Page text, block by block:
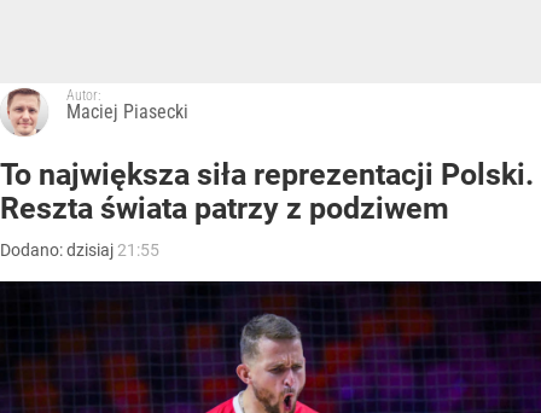
Autor:
Maciej Piasecki
To największa siła reprezentacji Polski.
Reszta świata patrzy z podziwem
Dodano:dzisiaj 21:55